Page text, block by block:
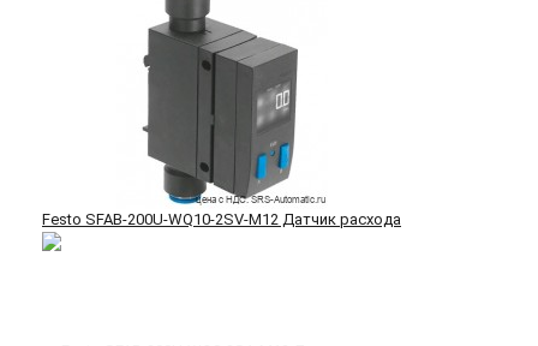
Festo SFAB-200U-WQ10-2SV-M12 Датчик расхода